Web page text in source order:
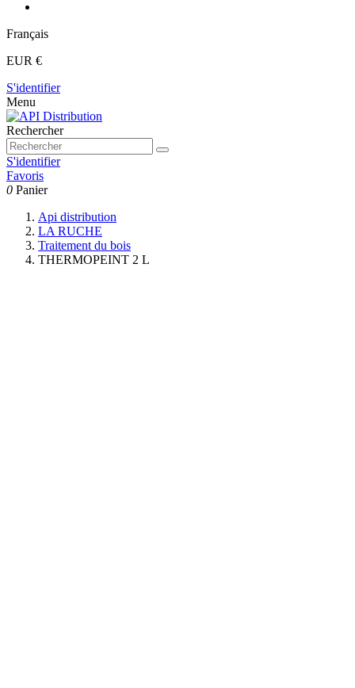
Français
EUR €
S'identifier
Menu
Rechercher
S'identifier
Favoris
0 Panier
Api distribution
LA RUCHE
Traitement du bois
THERMOPEINT 2 L